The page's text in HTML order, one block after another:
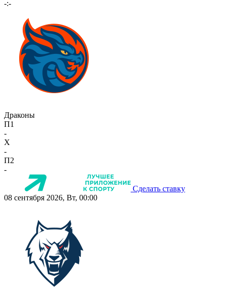
-:-
Драконы
П1
-
X
-
П2
-
Сделать ставку
08 сентября 2026, Вт, 00:00